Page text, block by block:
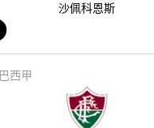
沙佩科恩斯
巴西甲